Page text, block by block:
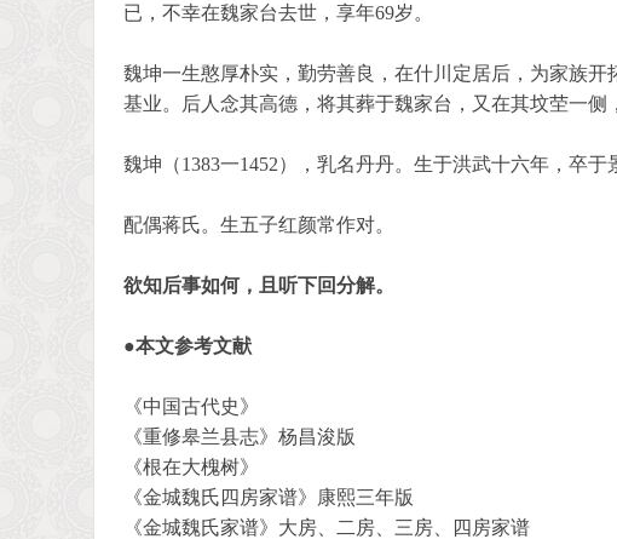
已，不幸在魏家台去世，享年69岁。
魏坤一生憨厚朴实，勤劳善良，在什川定居后，为家族
基业。后人念其高德，将其葬于魏家台，又在其坟茔一侧
魏坤（1383一1452），乳名丹丹。生于洪武十六年，卒于
配偶蒋氏。生五子红颜常作对。
欲知后事如何，且听下回分解。
●本文参考文献
《中国古代史》
《重修皋兰县志》杨昌浚版
《根在大槐树》
《金城魏氏四房家谱》康熙三年版
《金城魏氏家谱》大房、二房、三房、四房家谱